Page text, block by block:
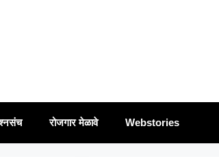
रोजगार मेळावे Webstories